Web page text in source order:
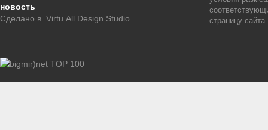
новость
Сделано в Virtu.All.Design Studio
страницу сайта.